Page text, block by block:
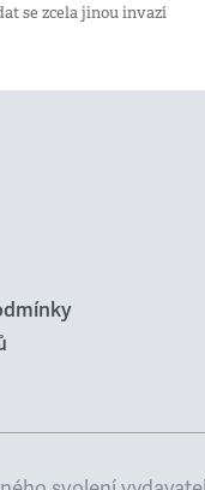
se zcela jinou invazí